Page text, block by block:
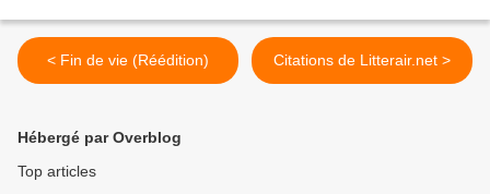
< Fin de vie (Réédition) Citations de Litterair.net >
Hébergé par Overblog
Top articles